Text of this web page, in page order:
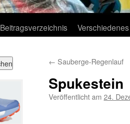
Beitragsverzeichnis Verschiedenes
← Sauberge-Regenlauf
Spukestein
Veröffentlicht am 24.